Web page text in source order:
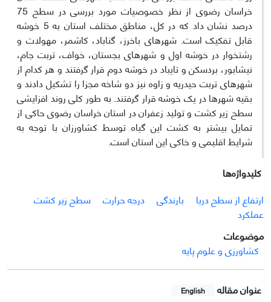
خراسان رضوی از نظر خصوصیات مورد بررسی در سطح 75
درصد نشان داد که در کل، مناطق مختلف استان به 5 خوشه
قابل تفکیک است. شهرهای باخرز، گناباد، کاشمر، مه­ولات و
رشتخوار در خوشه اول و شهرهای بجستان، خواف، تربت جام،
نیشابور، بردسکن و تایباد در خوشه دوم قرار گرفتند و هر کدام از
شهرهای تربت حیدریه و زاوه نیز دو شاخه مجزا را تشکیل دادند و
بقیه شهرها در یک خوشه قرار گرفتند. به طور کلی روند افزایشی
سطح زیر کشت و تولید زعفران در استان خراسان رضوی حاکی از
تمایل بیشتر به کشت این گیاه توسط کشاورزان با توجه به
شرایط اقلیمی و خاکی این استان است.
کلیدواژه‌ها
ارتفاع از سطح دریا
بارندگی درجه حرارت
سطح زیر کشت
عملکرد
موضوعات
کشاورزی و علوم پایه
عنوان مقاله English